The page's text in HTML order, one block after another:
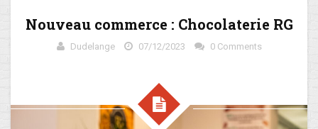
Nouveau commerce : Chocolaterie RG
Dudelange 07/12/2023 0 Comments